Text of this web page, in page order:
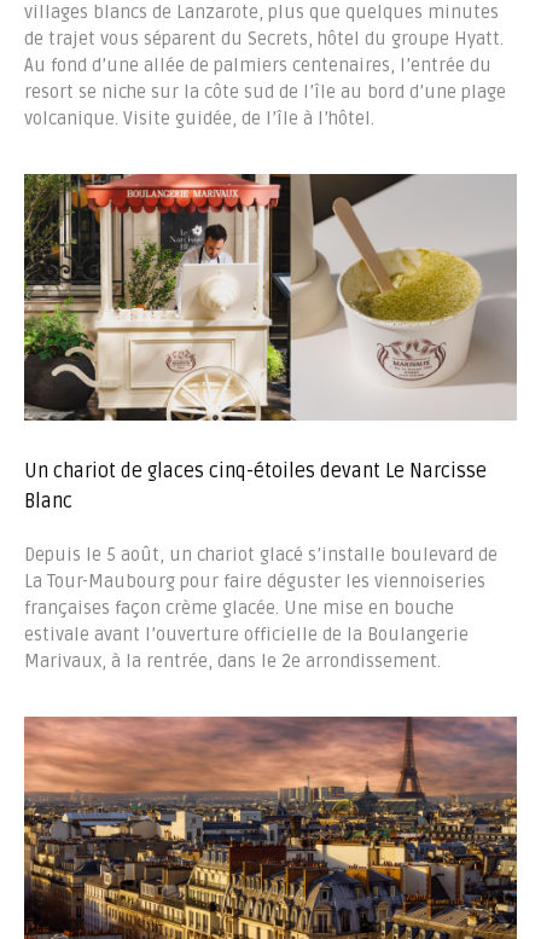
villages blancs de Lanzarote, plus que quelques minutes
de trajet vous séparent du Secrets, hôtel du groupe Hyatt.
Au fond d’une allée de palmiers centenaires, l’entrée du
resort se niche sur la côte sud de l’île au bord d’une plage
volcanique. Visite guidée, de l’île à l’hôtel.
Un chariot de glaces cinq-étoiles devant Le Narcisse
Blanc
Depuis le 5 août, un chariot glacé s’installe boulevard de
La Tour-Maubourg pour faire déguster les viennoiseries
françaises façon crème glacée. Une mise en bouche
estivale avant l’ouverture officielle de la Boulangerie
Marivaux, à la rentrée, dans le 2e arrondissement.